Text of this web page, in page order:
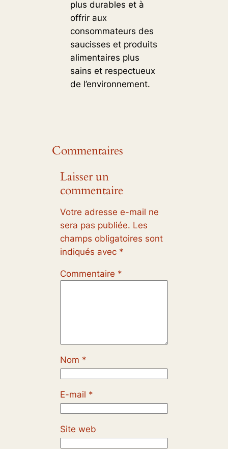
plus durables et à
offrir aux
consommateurs des
saucisses et produits
alimentaires plus
sains et respectueux
de l’environnement.
Commentaires
Laisser un
commentaire
Votre adresse e-mail ne
sera pas publiée. Les
champs obligatoires sont
indiqués avec *
Commentaire *
Nom *
E-mail *
Site web